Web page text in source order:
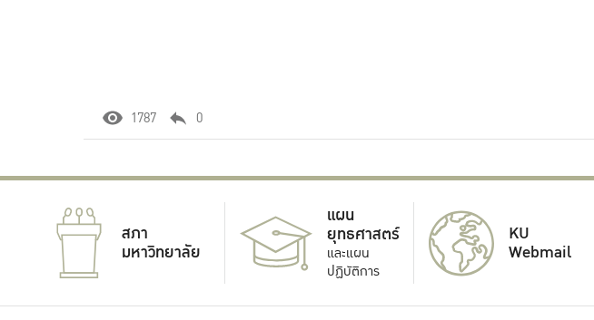
1787 0
สภา
มหาวิทยาลัย
แผน
ยุทธศาสตร์
และแผน
ปฏิบัติการ
KU
Webmail